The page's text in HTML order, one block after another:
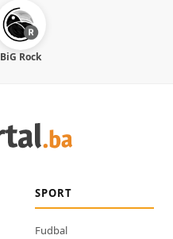
BiG Rock
SPORT
Fudbal